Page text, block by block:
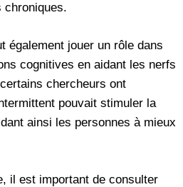
chroniques.
également jouer un rôle dans
cognitives en aidant les nerfs
chercheurs ont
pouvait stimuler la
ainsi les personnes à mieux
il est important de consulter